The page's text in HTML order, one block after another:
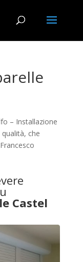
– Installazione
che
Castel